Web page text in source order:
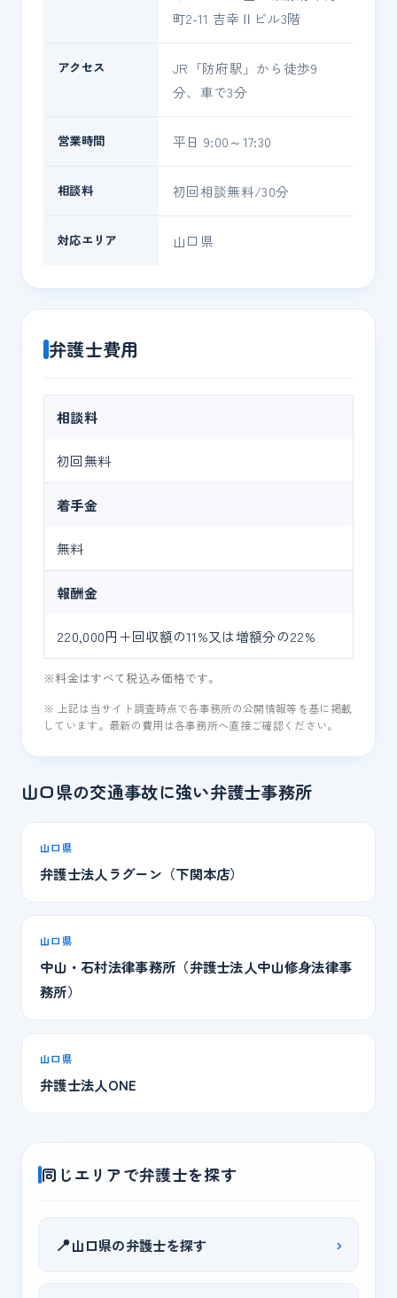
町2-11 吉幸Ⅱビル3階
アクセス
JR「防府駅」から徒歩9
分、車で3分
営業時間 平日 9:00～17:30
相談料 初回相談無料/30分
対応エリア 山口県
弁護士費用
相談料
初回無料
着手金
無料
報酬金
220,000円＋回収額の11%又は増額分の22%
※料金はすべて税込み価格です。
※ 上記は当サイト調査時点で各事務所の公開情報等を基に掲載
しています。最新の費用は各事務所へ直接ご確認ください。
山口県の交通事故に強い弁護士事務所
山口県
弁護士法人ラグーン（下関本店）
山口県
中山・石村法律事務所（弁護士法人中山修身法律事
務所）
山口県
弁護士法人ONE
同じエリアで弁護士を探す
📍山口県の弁護士を探す ›